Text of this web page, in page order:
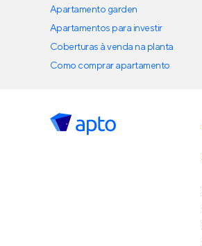
Apartamento garden
Apartamentos para investir
Coberturas à venda na planta
Como comprar apartamento